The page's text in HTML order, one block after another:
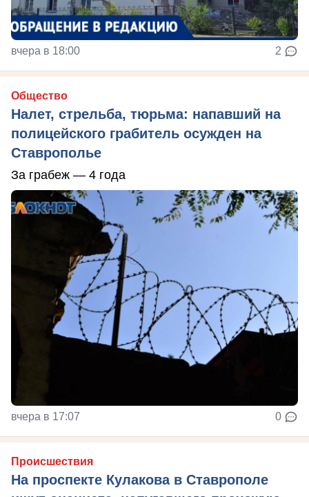
вчера в 18:00 2
Общество
Налет, стрельба, тюрьма: напавший на
полицейского грабитель осужден на
Ставрополье
За грабеж — 4 года
вчера в 17:07 0
Происшествия
На проспекте Кулакова в Ставрополе